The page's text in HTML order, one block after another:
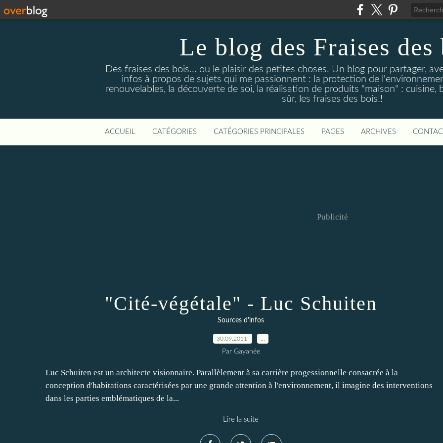
Le blog des Fraises des
Des fraises des bois... ou le plaisir des petites choses. Un blog pour partager,
infos à propos de sujets qui me passionnent : la protection de
renouvelables, la découverte de soi, la réalisation de produits "maison" : cuisine,
sûr, les fraises des bois!!
ACCUEIL CATÉGORIES CATÉGORIES PRINCIPALES PAGES ARCHIVES
Publicité
"Cité-végétale" - Luc Schuiten
Sources d'infos
30.09.2011
Par Gayanée
Luc Schuiten est un architecte visionnaire. Parallèlement à sa carrière progessionnelle consacrée à la
conception d'habitations caractérisées par une grande attention à l'environnement, il imagine des interventions
dans les parties emblématiques de la...
Lire la suite